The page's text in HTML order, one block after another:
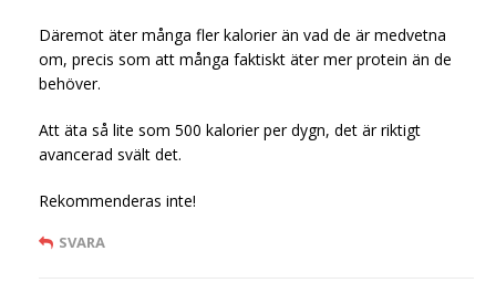
Däremot äter många fler kalorier än vad de är medvetna
om, precis som att många faktiskt äter mer protein än de
behöver.
Att äta så lite som 500 kalorier per dygn, det är riktigt
avancerad svält det.
Rekommenderas inte!
SVARA